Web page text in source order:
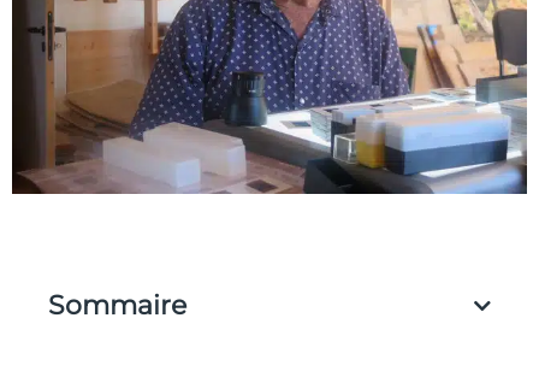
Sommaire